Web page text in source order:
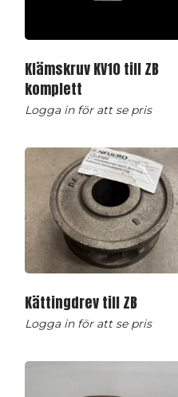
Klämskruv KV10 till ZB
komplett
Logga in för att se pris
Kättingdrev till ZB
Logga in för att se pris